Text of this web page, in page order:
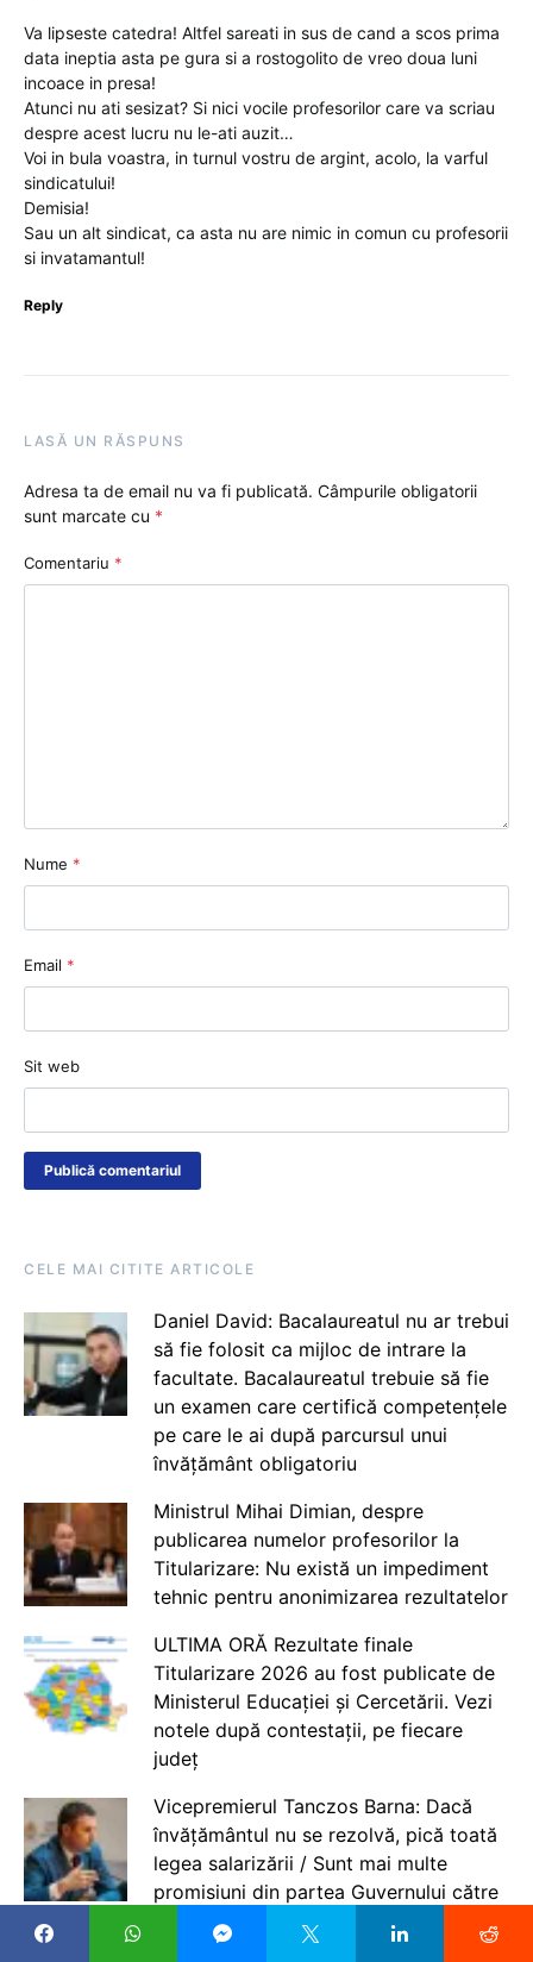
Va lipseste catedra! Altfel sareati in sus de cand a scos prima
data ineptia asta pe gura si a rostogolito de vreo doua luni
incoace in presa!
Atunci nu ati sesizat? Si nici vocile profesorilor care va scriau
despre acest lucru nu le-ati auzit…
Voi in bula voastra, in turnul vostru de argint, acolo, la varful
sindicatului!
Demisia!
Sau un alt sindicat, ca asta nu are nimic in comun cu profesorii
si invatamantul!
Reply
LASĂ UN RĂSPUNS
Adresa ta de email nu va fi publicată. Câmpurile obligatorii
sunt marcate cu *
Comentariu *
Nume *
Email *
Sit web
CELE MAI CITITE ARTICOLE
Daniel David: Bacalaureatul nu ar trebui
să fie folosit ca mijloc de intrare la
facultate. Bacalaureatul trebuie să fie
un examen care certifică competențele
pe care le ai după parcursul unui
învățământ obligatoriu
Ministrul Mihai Dimian, despre
publicarea numelor profesorilor la
Titularizare: Nu există un impediment
tehnic pentru anonimizarea rezultatelor
ULTIMA ORĂ Rezultate finale
Titularizare 2026 au fost publicate de
Ministerul Educației și Cercetării. Vezi
notele după contestații, pe fiecare
județ
Vicepremierul Tanczos Barna: Dacă
învățământul nu se rezolvă, pică toată
legea salarizării / Sunt mai multe
promisiuni din partea Guvernului către
angajații din educație și nu par a fi
respectate